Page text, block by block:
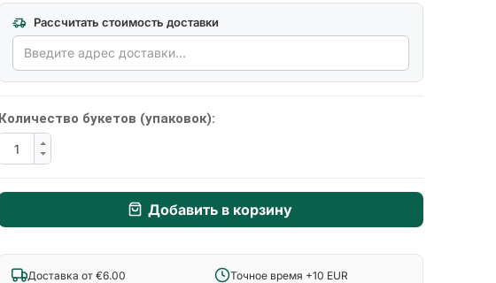
Рассчитать стоимость доставки
Количество букетов (упаковок):
Добавить в корзину
Доставка от €6.00
Точное время +10 EUR